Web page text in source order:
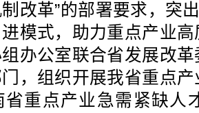
改革”的部署要求，突
模式，助力重点产业
办公室联合省发展改
，组织开展我省重点
省重点产业急需紧缺人